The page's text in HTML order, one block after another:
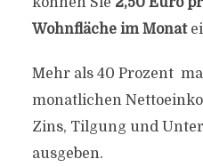
Wohnfläche im Monat
Mehr als 40 Prozent 
monatlichen
Zins, Tilgung und
ausgeben.